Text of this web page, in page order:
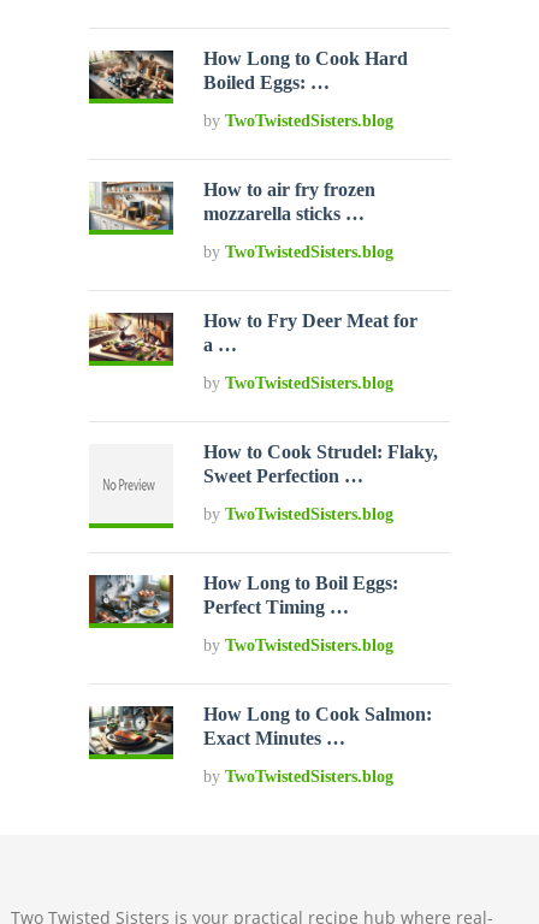
How Long to Cook Hard
Boiled Eggs: …
byTwoTwistedSisters.blog
How to air fry frozen
mozzarella sticks …
byTwoTwistedSisters.blog
How to Fry Deer Meat for
a …
byTwoTwistedSisters.blog
How to Cook Strudel: Flaky,
Sweet Perfection …
byTwoTwistedSisters.blog
How Long to Boil Eggs:
Perfect Timing …
byTwoTwistedSisters.blog
How Long to Cook Salmon:
Exact Minutes …
byTwoTwistedSisters.blog
Two Twisted Sisters is your practical recipe hub where real-